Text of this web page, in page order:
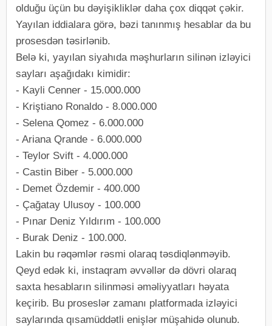
olduğu üçün bu dəyişikliklər daha çox diqqət çəkir.
Yayılan iddialara görə, bəzi tanınmış hesablar da bu
prosesdən təsirlənib.
Belə ki, yayılan siyahıda məşhurların silinən izləyici
sayları aşağıdakı kimidir:
- Kayli Cenner - 15.000.000
- Kriştiano Ronaldo - 8.000.000
- Selena Qomez - 6.000.000
- Ariana Qrande - 6.000.000
- Teylor Svift - 4.000.000
- Castin Biber - 5.000.000
- Demet Özdemir - 400.000
- Çağatay Ulusoy - 100.000
- Pınar Deniz Yıldırım - 100.000
- Burak Deniz - 100.000.
Lakin bu rəqəmlər rəsmi olaraq təsdiqlənməyib.
Qeyd edək ki, instaqram əvvəllər də dövri olaraq
saxta hesabların silinməsi əməliyyatları həyata
keçirib. Bu proseslər zamanı platformada izləyici
saylarında qısamüddətli enişlər müşahidə olunub.